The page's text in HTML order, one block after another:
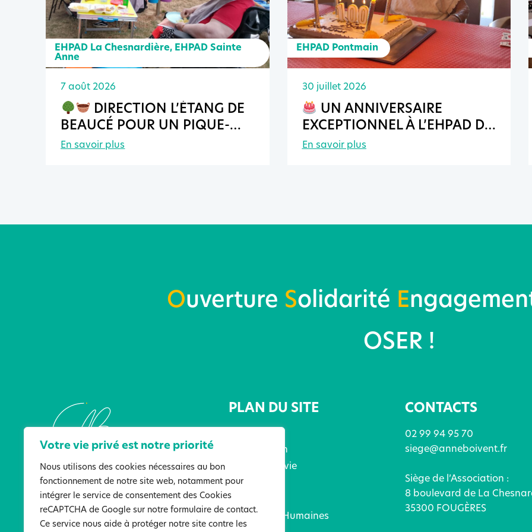
Votre vie privé est notre priorité
Nous utilisons des cookies nécessaires au bon
fonctionnement de notre site web, notamment pour
intégrer le service de consentement des Cookies
reCAPTCHA de Google sur notre formulaire de contact.
Ce service nous aide à protéger notre site contre les
EHPAD La Chesnardière, EHPAD Sainte
Anne
7 août 2026
DIRECTION L’ÉTANG DE
BEAUCÉ POUR UN PIQUE-
NIQUE INTER-EHPAD !
En savoir plus
EHPAD Pontmain
30 juillet 2026
UN ANNIVERSAIRE
EXCEPTIONNEL À L’EHPAD DE
PONTMAIN
En savoir plus
Ouverture Solidarité E
OSER !
PLAN DU SITE
L’Association
Les lieux de vie
Les services
Actualités
Ressources Humaines
CONTACTS
02 99 94 95 70
siege@anneboivent.fr
Siège de l’Association :
8 boulevard de La
35300 FOUGÈRES